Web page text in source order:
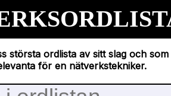
största ordlista av sitt slag och
för en nätverkstekniker.